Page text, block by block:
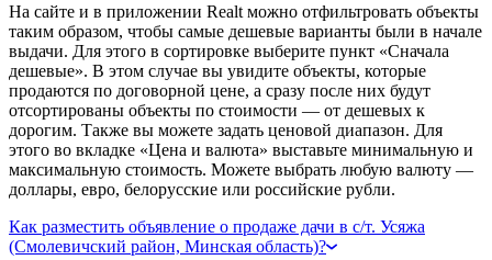
На сайте и в приложении Realt можно отфильтровать объекты
таким образом, чтобы самые дешевые варианты были в начале
выдачи. Для этого в сортировке выберите пункт «Сначала
дешевые». В этом случае вы увидите объекты, которые
продаются по договорной цене, а сразу после них будут
отсортированы объекты по стоимости — от дешевых к
дорогим. Также вы можете задать ценовой диапазон. Для
этого во вкладке «Цена и валюта» выставьте минимальную и
максимальную стоимость. Можете выбрать любую валюту —
доллары, евро, белорусские или российские рубли.
Как разместить объявление о продаже дачи в с/т. Усяжа
(Смолевичский район, Минская область)?